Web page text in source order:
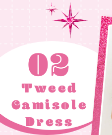
02
Tweed
Camisole
Dress